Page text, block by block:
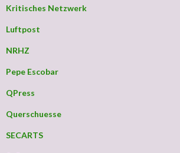
Kritisches Netzwerk
Luftpost
NRHZ
Pepe Escobar
QPress
Querschuesse
SECARTS